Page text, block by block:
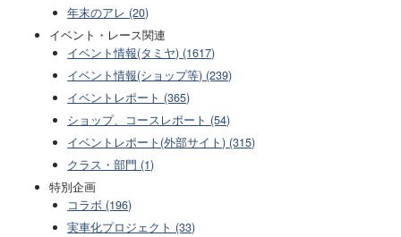
年末のアレ (20)
イベント・レース関連
イベント情報(タミヤ) (1617)
イベント情報(ショップ等) (239)
イベントレポート (365)
ショップ、コースレポート (54)
イベントレポート(外部サイト) (315)
クラス・部門 (1)
特別企画
コラボ (196)
実車化プロジェクト (33)